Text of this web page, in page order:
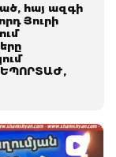
հայ ազգի
Յուրի